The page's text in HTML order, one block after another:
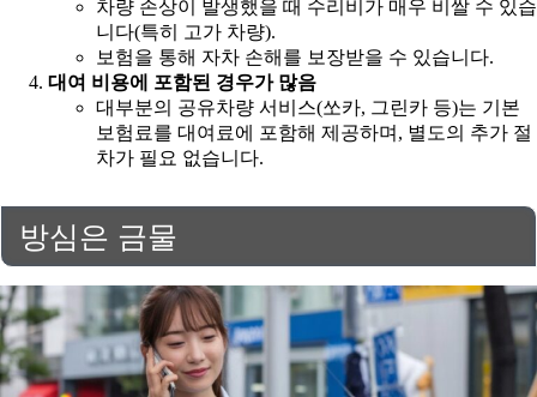
차량 손상이 발생했을 때 수리비가 매우 비쌀 수 있습
니다(특히 고가 차량).
보험을 통해 자차 손해를 보장받을 수 있습니다.
대여 비용에 포함된 경우가 많음
대부분의 공유차량 서비스(쏘카, 그린카 등)는 기본
보험료를 대여료에 포함해 제공하며, 별도의 추가 절
차가 필요 없습니다.
방심은 금물